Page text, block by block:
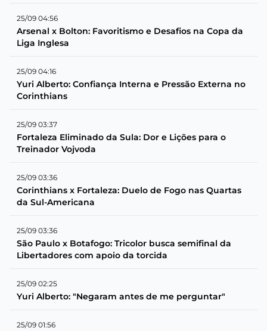
25/09 04:56
Arsenal x Bolton: Favoritismo e Desafios na Copa da
Liga Inglesa
25/09 04:16
Yuri Alberto: Confiança Interna e Pressão Externa no
Corinthians
25/09 03:37
Fortaleza Eliminado da Sula: Dor e Lições para o
Treinador Vojvoda
25/09 03:36
Corinthians x Fortaleza: Duelo de Fogo nas Quartas
da Sul-Americana
25/09 03:36
São Paulo x Botafogo: Tricolor busca semifinal da
Libertadores com apoio da torcida
25/09 02:25
Yuri Alberto: "Negaram antes de me perguntar"
25/09 01:56